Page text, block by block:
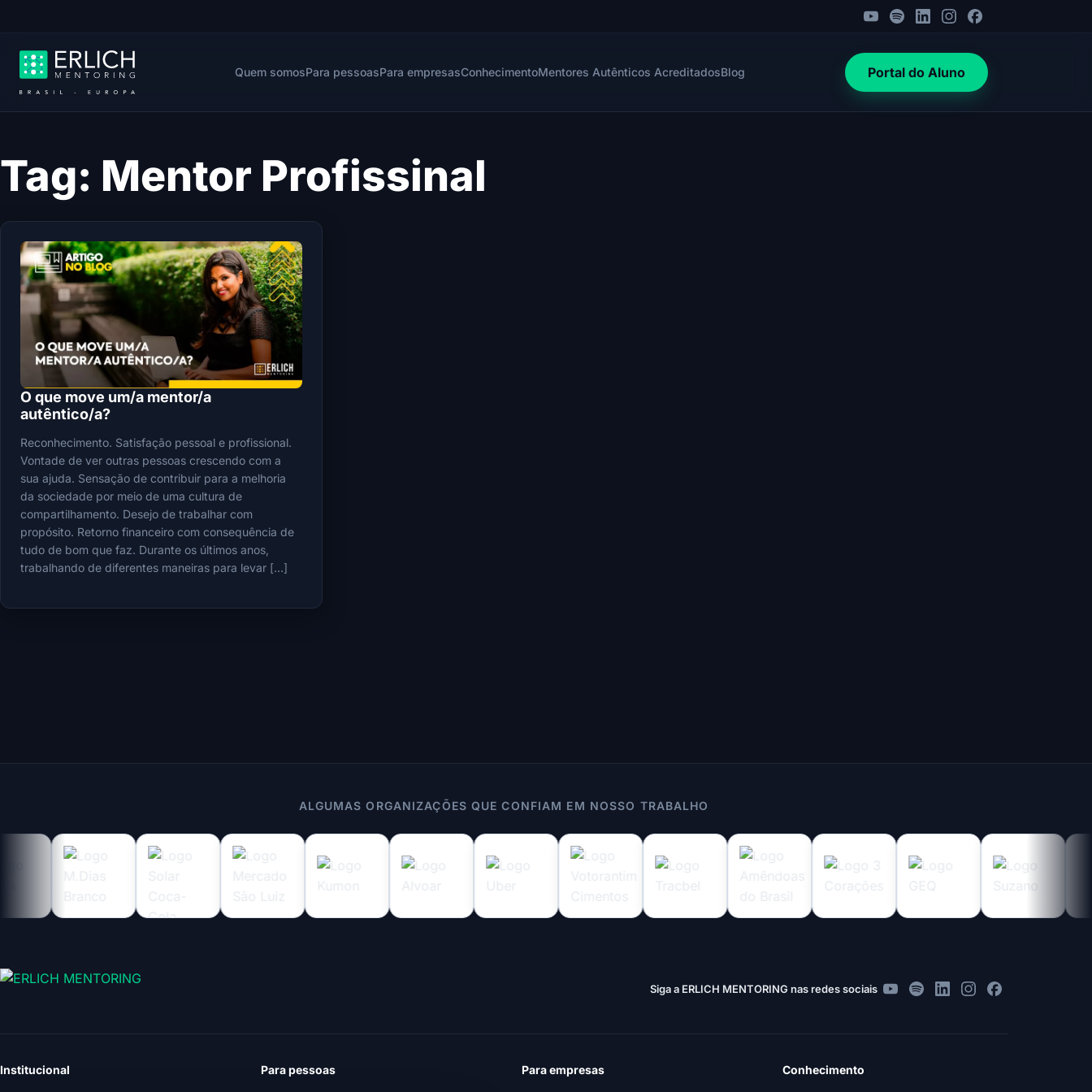
Quem somosPara pessoasPara empresasConhecimentoMentores Autênticos AcreditadosBlog Portal do Aluno
Tag: Mentor Profissinal
O que move um/a mentor/a
autêntico/a?
Reconhecimento. Satisfação pessoal e profissional.
Vontade de ver outras pessoas crescendo com a
sua ajuda. Sensação de contribuir para a melhoria
da sociedade por meio de uma cultura de
compartilhamento. Desejo de trabalhar com
propósito. Retorno financeiro com consequência de
tudo de bom que faz. Durante os últimos anos,
trabalhando de diferentes maneiras para levar […]
ALGUMAS ORGANIZAÇÕES QUE CONFIAM EM NOSSO TRABALHO
Siga a ERLICH MENTORING nas redes sociais
Institucional Para pessoas Para empresas Conhecimento